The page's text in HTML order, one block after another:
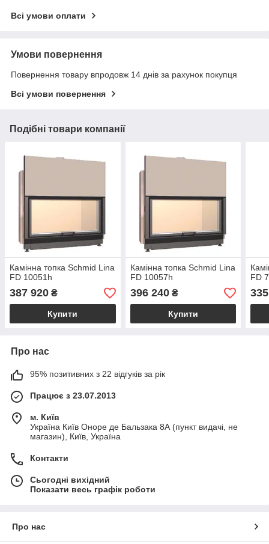
Всі умови оплати
Умови повернення
Повернення товару впродовж 14 днів за рахунок покупця
Всі умови повернення
Подібні товари компанії
Камінна топка Schmid Lina
FD 10051h
387 920 ₴
Купити
Камінна топка Schmid Lina
FD 10057h
396 240₴
Купити
FD
Про нас
95% позитивних з 22 відгуків за рік
Працює з 23.07.2013
м. Київ
Україна Київ Оноре де Бальзака 8А (пункт видачі, не
магазин), Київ, Україна
Контакти
Сьогодні вихідний
Показати весь графік роботи
Про нас